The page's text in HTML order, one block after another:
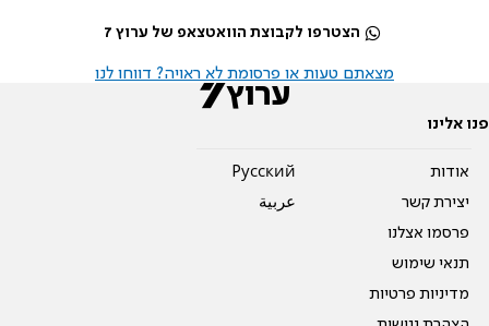
הצטרפו לקבוצת הוואטצאפ של ערוץ 7
מצאתם טעות או פרסומת לא ראויה? דווחו לנו
פנו אלינו
אודות
יצירת קשר
פרסמו אצלנו
תנאי שימוש
מדיניות פרטיות
Pусский
عربية